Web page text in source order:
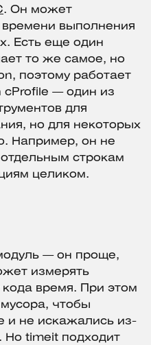
. Он может
выполнения
Есть еще один
то же самое, но
поэтому работает
cProfile — один из
для
но для некоторых
Например, он не
строкам
целиком.
— он проще,
измерять
кода время. При этом
чтобы
и не искажались из-
Но timeit подходит